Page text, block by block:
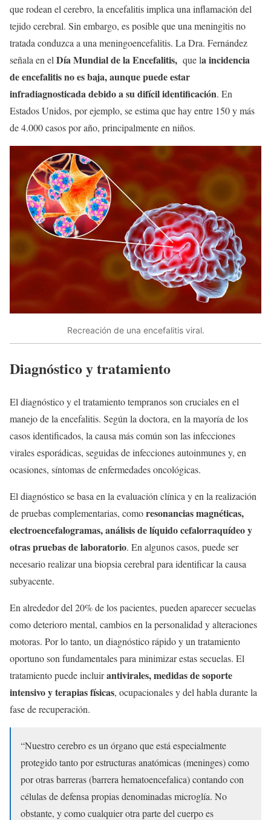
que rodean el cerebro, la encefalitis implica una inflamación del
tejido cerebral. Sin embargo, es posible que una meningitis no
tratada conduzca a una meningoencefalitis. La Dra. Fernández
señala en el Día Mundial de la Encefalitis, que la incidencia
de encefalitis no es baja, aunque puede estar
infradiagnosticada debido a su difícil identificación. En
Estados Unidos, por ejemplo, se estima que hay entre 150 y más
de 4.000 casos por año, principalmente en niños.
Recreación de una encefalitis viral.
Diagnóstico y tratamiento
El diagnóstico y el tratamiento tempranos son cruciales en el
manejo de la encefalitis. Según la doctora, en la mayoría de los
casos identificados, la causa más común son las infecciones
virales esporádicas, seguidas de infecciones autoinmunes y, en
ocasiones, síntomas de enfermedades oncológicas.
El diagnóstico se basa en la evaluación clínica y en la realización
de pruebas complementarias, comoresonancias magnéticas,
electroencefalogramas, análisis de líquido cefalorraquídeo y
otras pruebas de laboratorio. En algunos casos, puede ser
necesario realizar una biopsia cerebral para identificar la causa
subyacente.
En alrededor del 20% de los pacientes, pueden aparecer secuelas
como deterioro mental, cambios en la personalidad y alteraciones
motoras. Por lo tanto, un diagnóstico rápido y un tratamiento
oportuno son fundamentales para minimizar estas secuelas. El
tratamiento puede incluirantivirales, medidas de soporte
intensivo y terapias físicas, ocupacionales y del habla durante la
fase de recuperación.
“Nuestro cerebro es un órgano que está especialmente
protegido tanto por estructuras anatómicas (meninges) como
por otras barreras (barrera hematoencefalica) contando con
células de defensa propias denominadas microglía. No
obstante, y como cualquier otra parte del cuerpo es